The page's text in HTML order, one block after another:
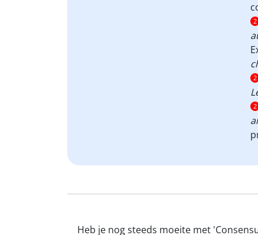
2
2
2
Heb je nog steeds moeite met